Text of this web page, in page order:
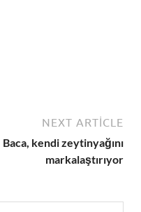
NEXT ARTICLE
Baca, kendi zeytinyağını
markalaştırıyor